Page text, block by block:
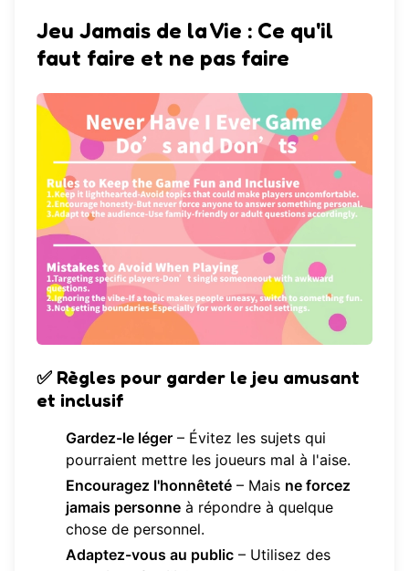
Jeu Jamais de la Vie : Ce qu'il
faut faire et ne pas faire
✅ Règles pour garder le jeu amusant
et inclusif
Gardez-le léger – Évitez les sujets qui
pourraient mettre les joueurs mal à l'aise.
Encouragez l'honnêteté – Mais ne forcez
jamais personne à répondre à quelque
chose de personnel.
Adaptez-vous au public – Utilisez des